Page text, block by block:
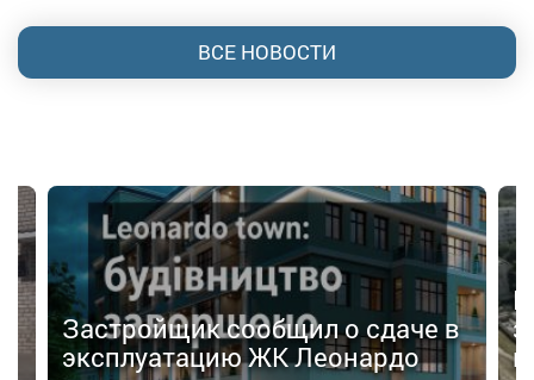
ВСЕ НОВОСТИ
Застройщик сообщил о сдаче в
эксплуатацию ЖК Леонардо